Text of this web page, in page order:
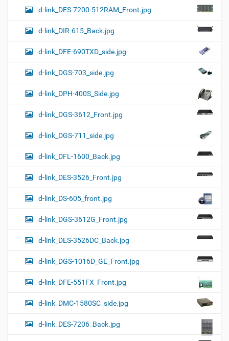
d-link_DES-7200-512RAM_Front.jpg
d-link_DIR-615_Back.jpg
d-link_DFE-690TXD_side.jpg
d-link_DGS-703_side.jpg
d-link_DPH-400S_Side.jpg
d-link_DGS-3612_Front.jpg
d-link_DGS-711_side.jpg
d-link_DFL-1600_Back.jpg
d-link_DES-3526_Front.jpg
d-link_DS-605_front.jpg
d-link_DGS-3612G_Front.jpg
d-link_DES-3526DC_Back.jpg
d-link_DGS-1016D_GE_Front.jpg
d-link_DFE-551FX_Front.jpg
d-link_DMC-1580SC_side.jpg
d-link_DES-7206_Back.jpg